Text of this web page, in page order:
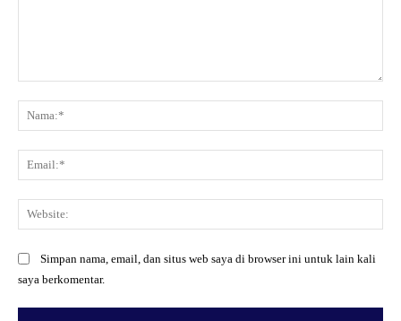
Simpan nama, email, dan situs web saya di browser ini untuk lain kali
saya berkomentar.